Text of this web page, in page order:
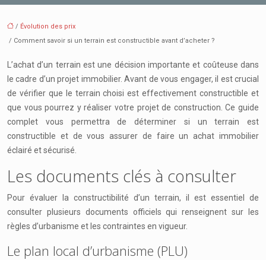
/ Évolution des prix
/ Comment savoir si un terrain est constructible avant d’acheter ?
L’achat d’un terrain est une décision importante et coûteuse dans
le cadre d’un projet immobilier. Avant de vous engager, il est crucial
de vérifier que le terrain choisi est effectivement constructible et
que vous pourrez y réaliser votre projet de construction. Ce guide
complet vous permettra de déterminer si un terrain est
constructible et de vous assurer de faire un achat immobilier
éclairé et sécurisé.
Les documents clés à consulter
Pour évaluer la constructibilité d’un terrain, il est essentiel de
consulter plusieurs documents officiels qui renseignent sur les
règles d’urbanisme et les contraintes en vigueur.
Le plan local d’urbanisme (PLU)